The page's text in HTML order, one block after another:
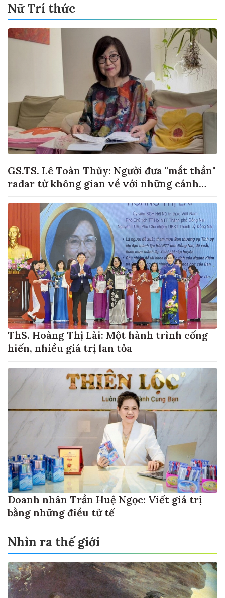
Nữ Trí thức
GS.TS. Lê Toàn Thủy: Người đưa "mắt thần"
radar từ không gian về với những cánh
ThS. Hoàng Thị Lài: Một hành trình cống
hiến, nhiều giá trị lan tỏa
Doanh nhân Trần Huệ Ngọc: Viết giá trị
bằng những điều tử tế
Nhìn ra thế giới